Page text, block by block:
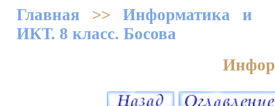
Главная >> Информатика и
ИКТ. 8 класс. Босова